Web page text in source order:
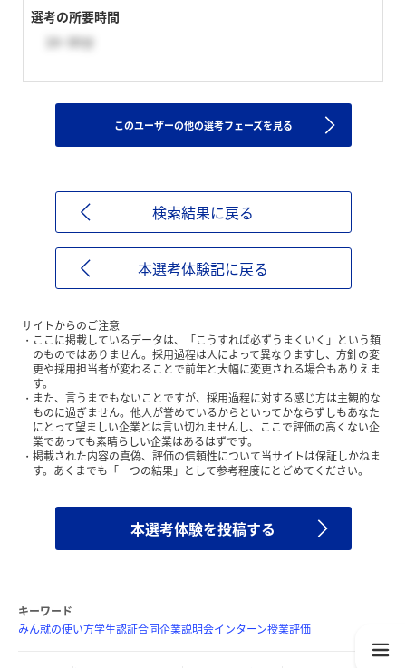
選考の所要時間
16~30分
このユーザーの他の選考フェーズを見る
検索結果に戻る
本選考体験記に戻る
サイトからのご注意
ここに掲載しているデータは、「こうすれば必ずうまくいく」という類
のものではありません。採用過程は人によって異なりますし、方針の変
更や採用担当者が変わることで前年と大幅に変更される場合もありえま
す。
また、言うまでもないことですが、採用過程に対する感じ方は主観的な
ものに過ぎません。他人が誉めているからといってかならずしもあなた
にとって望ましい企業とは言い切れませんし、ここで評価の高くない企
業であっても素晴らしい企業はあるはずです。
掲載された内容の真偽、評価の信頼性について当サイトは保証しかねま
す。あくまでも「一つの結果」として参考程度にとどめてください。
本選考体験を投稿する
キーワード
みん就の使い方学生認証合同企業説明会インターン授業評価